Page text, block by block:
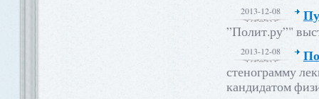
2013-12-08
”Полит.ру”"
2013-12-08
стенограмму
кандидатом